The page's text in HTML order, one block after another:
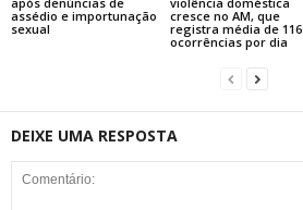
assédio e importunação
sexual
cresce no AM, que
registra média de 116
ocorrências por dia
DEIXE UMA RESPOSTA